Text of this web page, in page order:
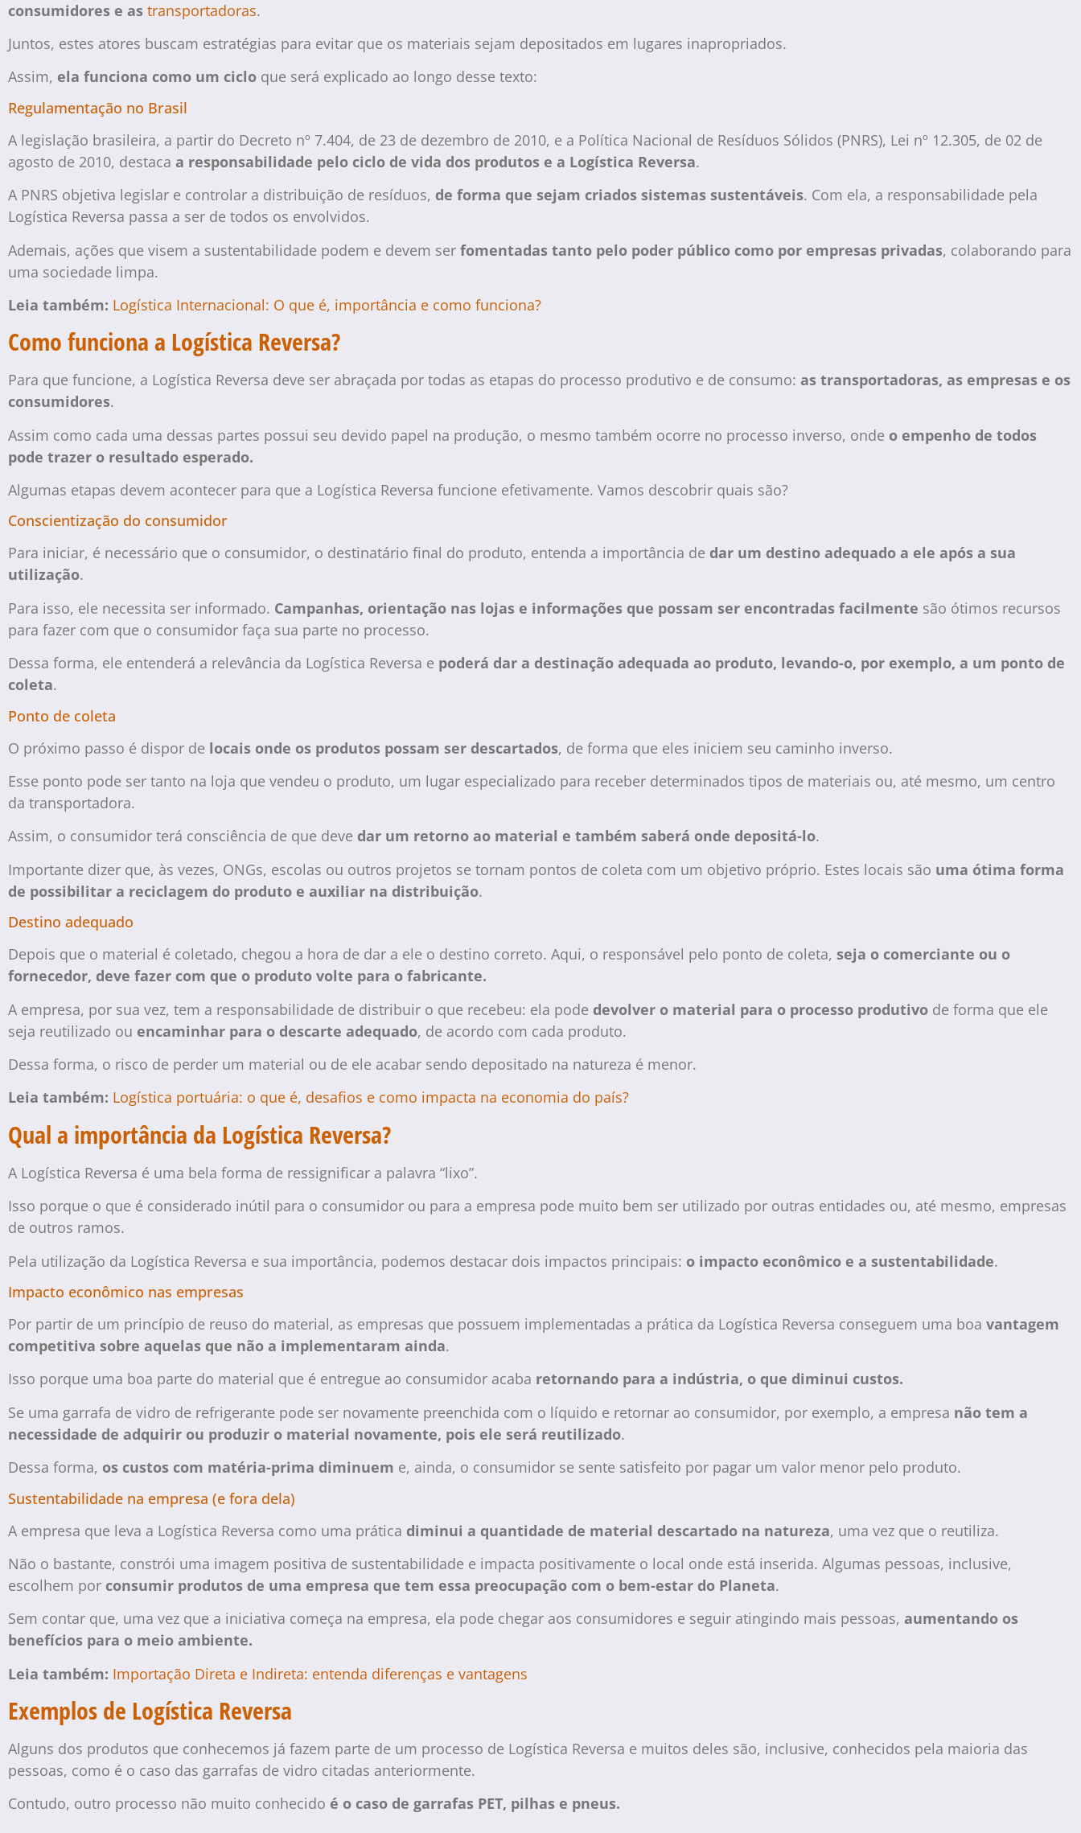
consumidores e as transportadoras.
Juntos, estes atores buscam estratégias para evitar que os materiais sejam depositados em lugares inapropriados.
Assim, ela funciona como um ciclo que será explicado ao longo desse texto:
Regulamentação no Brasil
A legislação brasileira, a partir do Decreto nº 7.404, de 23 de dezembro de 2010, e a Política Nacional de Resíduos Sólidos (PNRS), Lei nº 12.305, de 02 de
agosto de 2010, destaca a responsabilidade pelo ciclo de vida dos produtos e a Logística Reversa.
A PNRS objetiva legislar e controlar a distribuição de resíduos, de forma que sejam criados sistemas sustentáveis. Com ela, a responsabilidade pela
Logística Reversa passa a ser de todos os envolvidos.
Ademais, ações que visem a sustentabilidade podem e devem ser fomentadas tanto pelo poder público como por empresas privadas, colaborando para
uma sociedade limpa.
Leia também: Logística Internacional: O que é, importância e como funciona?
Como funciona a Logística Reversa?
Para que funcione, a Logística Reversa deve ser abraçada por todas as etapas do processo produtivo e de consumo: as transportadoras, as empresas e os
consumidores.
Assim como cada uma dessas partes possui seu devido papel na produção, o mesmo também ocorre no processo inverso, onde o empenho de todos
pode trazer o resultado esperado.
Algumas etapas devem acontecer para que a Logística Reversa funcione efetivamente. Vamos descobrir quais são?
Conscientização do consumidor
Para iniciar, é necessário que o consumidor, o destinatário final do produto, entenda a importância de dar um destino adequado a ele após a sua
utilização.
Para isso, ele necessita ser informado. Campanhas, orientação nas lojas e informações que possam ser encontradas facilmente são ótimos recursos
para fazer com que o consumidor faça sua parte no processo.
Dessa forma, ele entenderá a relevância da Logística Reversa e poderá dar a destinação adequada ao produto, levando-o, por exemplo, a um ponto de
coleta.
Ponto de coleta
O próximo passo é dispor de locais onde os produtos possam ser descartados, de forma que eles iniciem seu caminho inverso.
Esse ponto pode ser tanto na loja que vendeu o produto, um lugar especializado para receber determinados tipos de materiais ou, até mesmo, um centro
da transportadora.
Assim, o consumidor terá consciência de que deve dar um retorno ao material e também saberá onde depositá-lo.
Importante dizer que, às vezes, ONGs, escolas ou outros projetos se tornam pontos de coleta com um objetivo próprio. Estes locais são uma ótima forma
de possibilitar a reciclagem do produto e auxiliar na distribuição.
Destino adequado
Depois que o material é coletado, chegou a hora de dar a ele o destino correto. Aqui, o responsável pelo ponto de coleta, seja o comerciante ou o
fornecedor, deve fazer com que o produto volte para o fabricante.
A empresa, por sua vez, tem a responsabilidade de distribuir o que recebeu: ela pode devolver o material para o processo produtivo de forma que ele
seja reutilizado ou encaminhar para o descarte adequado, de acordo com cada produto.
Dessa forma, o risco de perder um material ou de ele acabar sendo depositado na natureza é menor.
Leia também: Logística portuária: o que é, desafios e como impacta na economia do país?
Qual a importância da Logística Reversa?
A Logística Reversa é uma bela forma de ressignificar a palavra “lixo”.
Isso porque o que é considerado inútil para o consumidor ou para a empresa pode muito bem ser utilizado por outras entidades ou, até mesmo, empresas
de outros ramos.
Pela utilização da Logística Reversa e sua importância, podemos destacar dois impactos principais: o impacto econômico e a sustentabilidade.
Impacto econômico nas empresas
Por partir de um princípio de reuso do material, as empresas que possuem implementadas a prática da Logística Reversa conseguem uma boa vantagem
competitiva sobre aquelas que não a implementaram ainda.
Isso porque uma boa parte do material que é entregue ao consumidor acaba retornando para a indústria, o que diminui custos.
Se uma garrafa de vidro de refrigerante pode ser novamente preenchida com o líquido e retornar ao consumidor, por exemplo, a empresa não tem a
necessidade de adquirir ou produzir o material novamente, pois ele será reutilizado.
Dessa forma, os custos com matéria-prima diminuem e, ainda, o consumidor se sente satisfeito por pagar um valor menor pelo produto.
Sustentabilidade na empresa (e fora dela)
A empresa que leva a Logística Reversa como uma prática diminui a quantidade de material descartado na natureza, uma vez que o reutiliza.
Não o bastante, constrói uma imagem positiva de sustentabilidade e impacta positivamente o local onde está inserida. Algumas pessoas, inclusive,
escolhem por consumir produtos de uma empresa que tem essa preocupação com o bem-estar do Planeta.
Sem contar que, uma vez que a iniciativa começa na empresa, ela pode chegar aos consumidores e seguir atingindo mais pessoas, aumentando os
benefícios para o meio ambiente.
Leia também: Importação Direta e Indireta: entenda diferenças e vantagens
Exemplos de Logística Reversa
Alguns dos produtos que conhecemos já fazem parte de um processo de Logística Reversa e muitos deles são, inclusive, conhecidos pela maioria das
pessoas, como é o caso das garrafas de vidro citadas anteriormente.
Contudo, outro processo não muito conhecido é o caso de garrafas PET, pilhas e pneus.